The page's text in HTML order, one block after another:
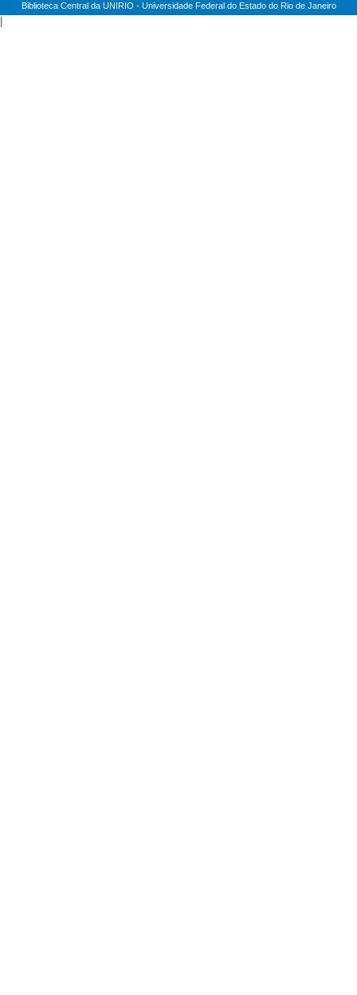
Biblioteca Central da UNIRIO - Universidade Federal do Estado do Rio de Janeiro